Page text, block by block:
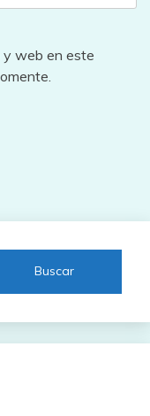
y web en este